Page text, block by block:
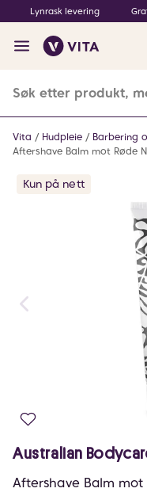
Lynrask levering
Vita Hudpleie Barbering
Aftershave Balm mot Røde
Kun på nett
Australian
Aftershave Balm